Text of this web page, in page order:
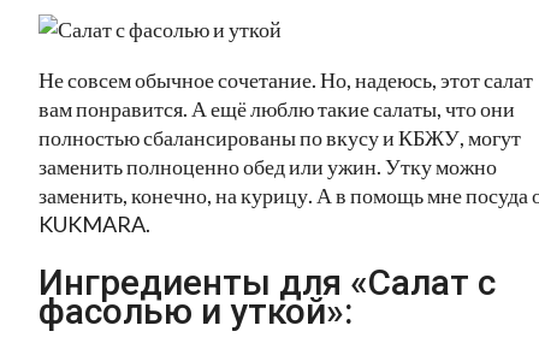
Не совсем обычное сочетание. Но, надеюсь, этот салат
вам понравится. А ещё люблю такие салаты, что они
полностью сбалансированы по вкусу и КБЖУ, могут
заменить полноценно обед или ужин. Утку можно
заменить, конечно, на курицу. А в помощь мне посуда
KUKMARA.
Ингредиенты для «Салат с
фасолью и уткой»: